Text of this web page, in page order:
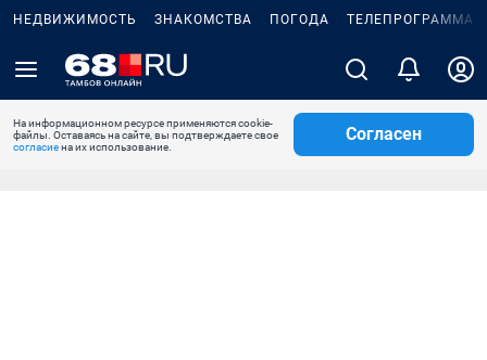
НЕДВИЖИМОСТЬ ЗНАКОМСТВА ПОГОДА ТЕЛЕПРОГРАММА
На информационном ресурсе применяются cookie-
файлы. Оставаясь на сайте, вы подтверждаете свое
согласиена их использование.
Согласен